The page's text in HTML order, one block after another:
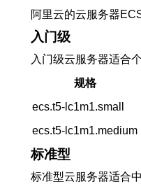
阿里云的云服务器
入门级
入门级云服务器适合
规格
ecs.t5-lc1m1.small
ecs.t5-lc1m1.medium
标准型
标准型云服务器适合